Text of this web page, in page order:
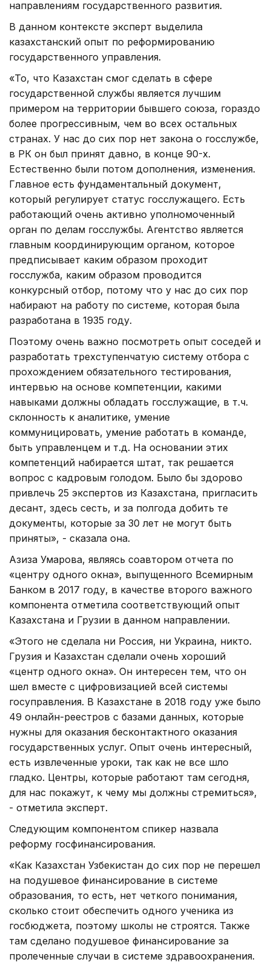
направлениям государственного развития.
В данном контексте эксперт выделила
казахстанский опыт по реформированию
государственного управления.
«То, что Казахстан смог сделать в сфере
государственной службы является лучшим
примером на территории бывшего союза, гораздо
более прогрессивным, чем во всех остальных
странах. У нас до сих пор нет закона о госслужбе,
в РК он был принят давно, в конце 90-х.
Естественно были потом дополнения, изменения.
Главное есть фундаментальный документ,
который регулирует статус госслужащего. Есть
работающий очень активно уполномоченный
орган по делам госслужбы. Агентство является
главным координирующим органом, которое
предписывает каким образом проходит
госслужба, каким образом проводится
конкурсный отбор, потому что у нас до сих пор
набирают на работу по системе, которая была
разработана в 1935 году.
Поэтому очень важно посмотреть опыт соседей и
разработать трехступенчатую систему отбора с
прохождением обязательного тестирования,
интервью на основе компетенции, какими
навыками должны обладать госслужащие, в т.ч.
склонность к аналитике, умение
коммуницировать, умение работать в команде,
быть управленцем и т.д. На основании этих
компетенций набирается штат, так решается
вопрос с кадровым голодом. Было бы здорово
привлечь 25 экспертов из Казахстана, пригласить
десант, здесь сесть, и за полгода добить те
документы, которые за 30 лет не могут быть
приняты», - сказала она.
Азиза Умарова, являясь соавтором отчета по
«центру одного окна», выпущенного Всемирным
Банком в 2017 году, в качестве второго важного
компонента отметила соответствующий опыт
Казахстана и Грузии в данном направлении.
«Этого не сделала ни Россия, ни Украина, никто.
Грузия и Казахстан сделали очень хороший
«центр одного окна». Он интересен тем, что он
шел вместе с цифровизацией всей системы
госуправления. В Казахстане в 2018 году уже было
49 онлайн-реестров с базами данных, которые
нужны для оказания бесконтактного оказания
государственных услуг. Опыт очень интересный,
есть извлеченные уроки, так как не все шло
гладко. Центры, которые работают там сегодня,
для нас покажут, к чему мы должны стремиться»,
- отметила эксперт.
Следующим компонентом спикер назвала
реформу госфинансирования.
«Как Казахстан Узбекистан до сих пор не перешел
на подушевое финансирование в системе
образования, то есть, нет четкого понимания,
сколько стоит обеспечить одного ученика из
госбюджета, поэтому школы не строятся. Также
там сделано подушевое финансирование за
пролеченные случаи в системе здравоохранения.